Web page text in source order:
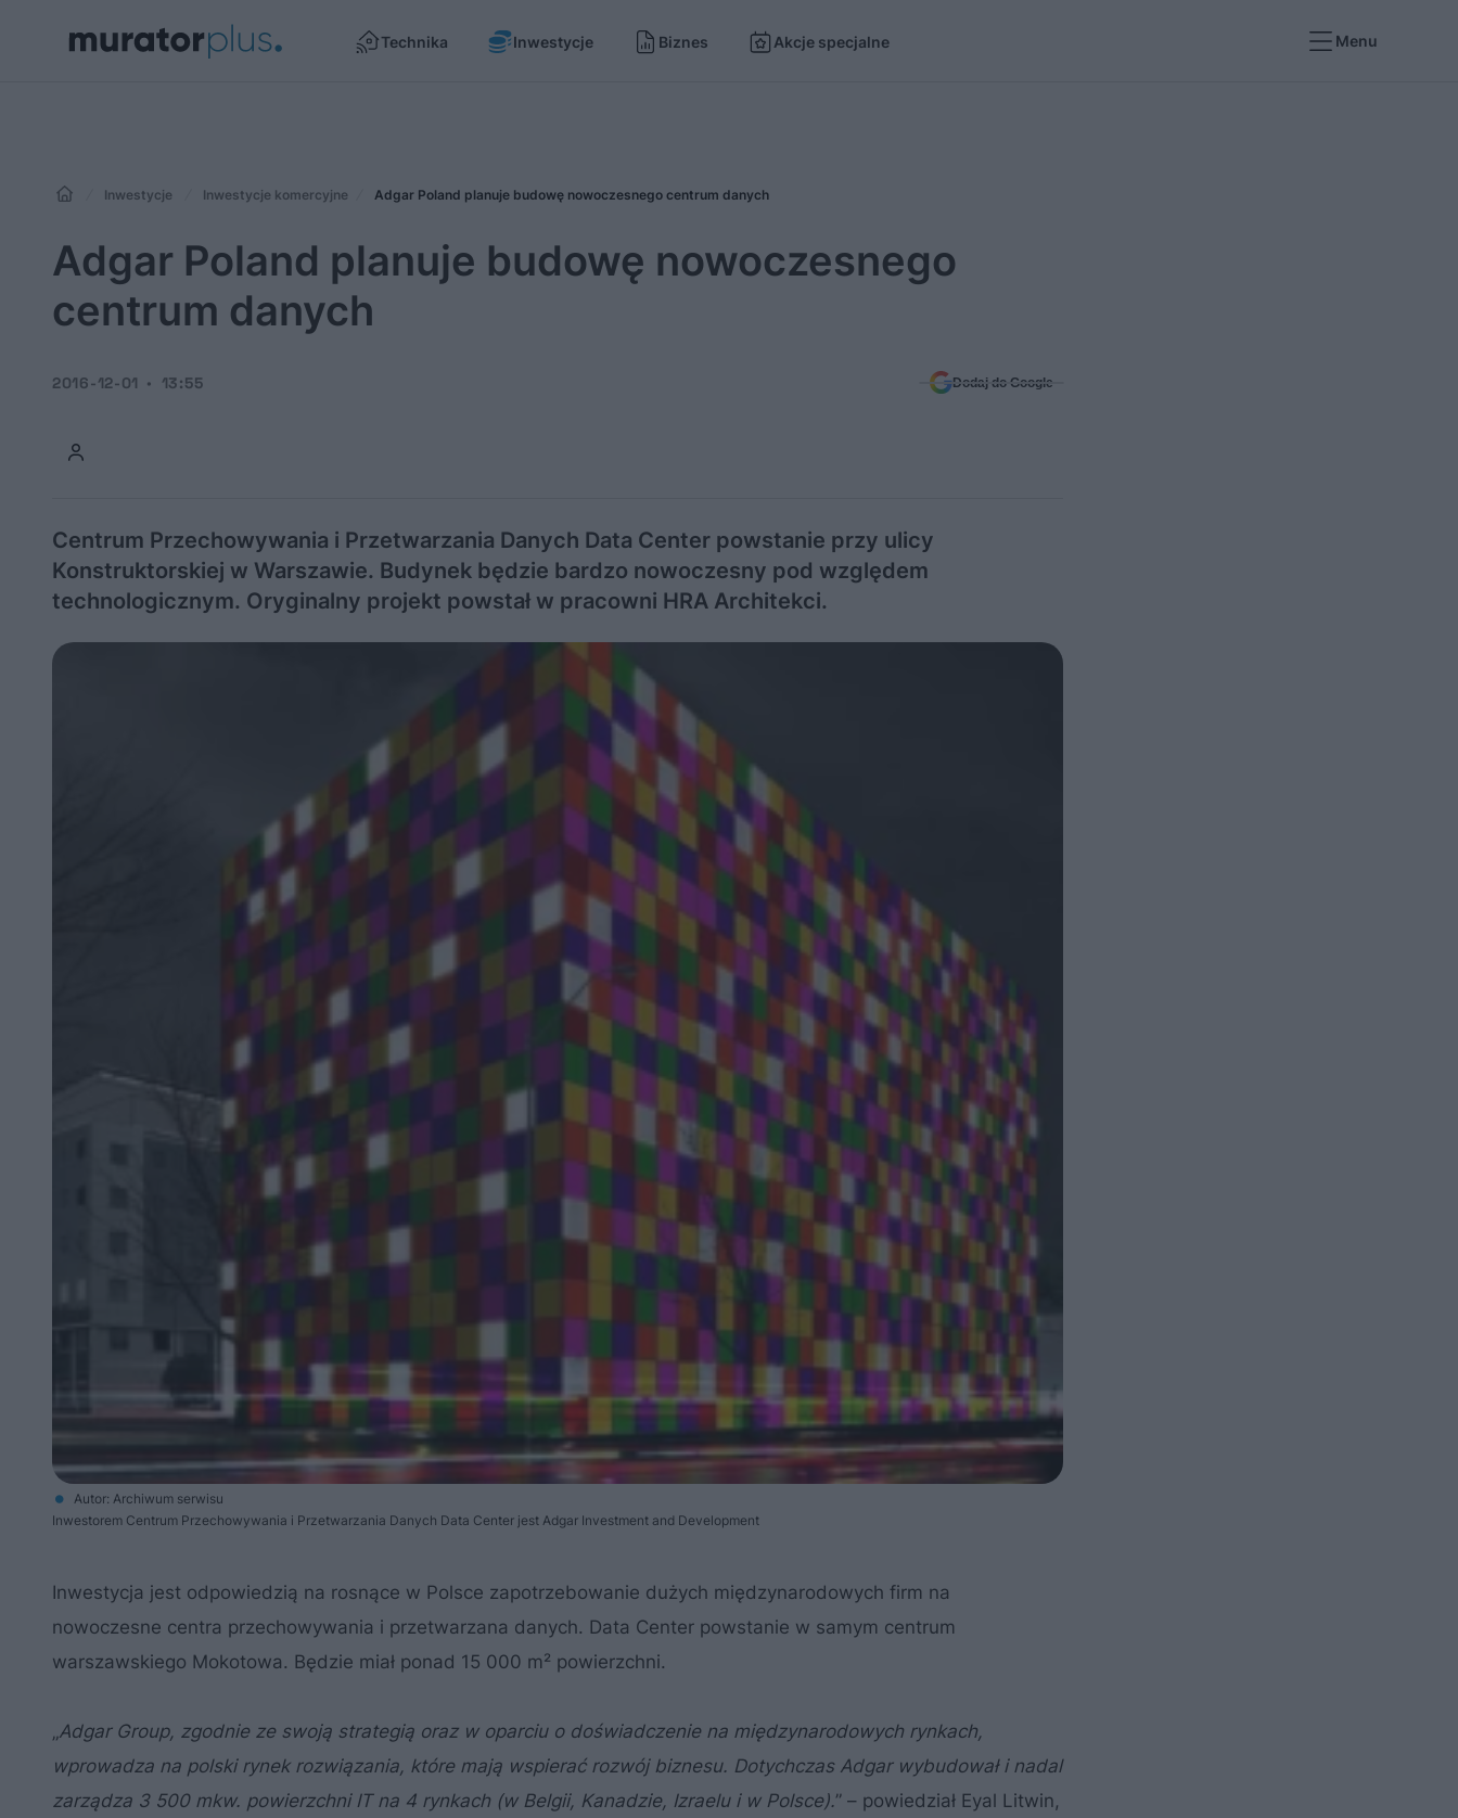
Technika Inwestycje Biznes Akcje specjalne Menu
Inwestycje Inwestycje komercyjne Adgar Poland planuje budowę nowoczesnego centrum danych
Adgar Poland planuje budowę nowoczesnego
centrum danych
2016-12-01 13:55 Dodaj do Google
Centrum Przechowywania i Przetwarzania Danych Data Center powstanie przy ulicy
Konstruktorskiej w Warszawie. Budynek będzie bardzo nowoczesny pod względem
technologicznym. Oryginalny projekt powstał w pracowni HRA Architekci.
Autor: Archiwum serwisu
Inwestorem Centrum Przechowywania i Przetwarzania Danych Data Center jest Adgar Investment and Development
Inwestycja jest odpowiedzią na rosnące w Polsce zapotrzebowanie dużych międzynarodowych firm na
nowoczesne centra przechowywania i przetwarzana danych. Data Center powstanie w samym centrum
warszawskiego Mokotowa. Będzie miał ponad 15 000 m² powierzchni.
„Adgar Group, zgodnie ze swoją strategią oraz w oparciu o doświadczenie na międzynarodowych rynkach,
wprowadza na polski rynek rozwiązania, które mają wspierać rozwój biznesu. Dotychczas Adgar wybudował i nadal
zarządza 3 500 mkw. powierzchni IT na 4 rynkach (w Belgii, Kanadzie, Izraelu i w Polsce).” – powiedział Eyal Litwin,